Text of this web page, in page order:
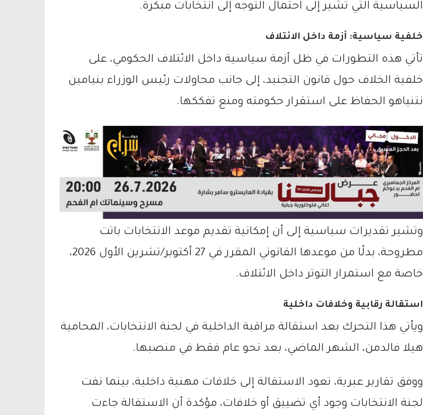
السياسية التي تشير إلى احتمال التوجه إلى انتخابات مبكرة.
خلفية سياسية: أزمة داخل الائتلاف
تأتي هذه التطورات في ظل أزمة سياسية داخل الائتلاف الحكومي، على
خلفية الخلاف حول قانون التجنيد، إلى جانب محاولات رئيس الوزراء بنيامين
نتنياهو الحفاظ على استقرار حكومته ومنع تفككها.
وتشير تقديرات سياسية إلى أن إمكانية تقديم موعد الانتخابات باتت
مطروحة، بدلًا من موعدها القانوني المقرر في 27 أكتوبر/تشرين الأول 2026،
خاصة مع استمرار التوتر داخل الائتلاف.
استقالة رقابية وخلافات داخلية
ويأتي هذا التحرك بعد استقالة مراقبة الداخلية في لجنة الانتخابات، المحامية
هيلا فالدمن، الشهر الماضي، بعد نحو عام فقط في منصبها.
ووفق تقارير عبرية، تعود الاستقالة إلى خلافات مهنية داخلية، بينما نفت
لجنة الانتخابات وجود أي تضييق أو خلافات، مؤكدة أن الاستقالة جاءت